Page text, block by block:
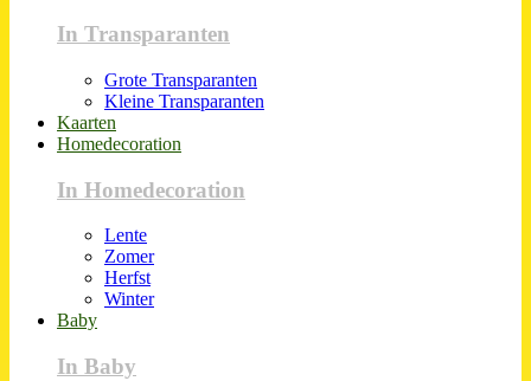
In Transparanten
Grote Transparanten
Kleine Transparanten
Kaarten
Homedecoration
In Homedecoration
Lente
Zomer
Herfst
Winter
Baby
In Baby